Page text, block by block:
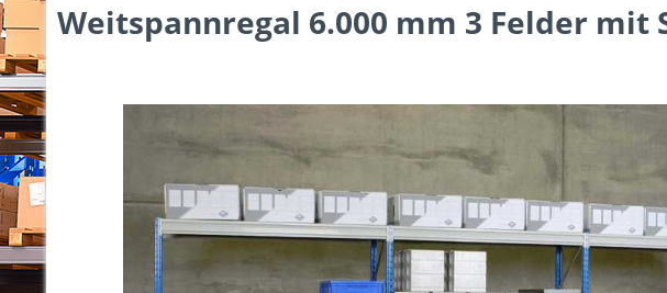
Weitspannregal 6.000 mm 3 Felder mit